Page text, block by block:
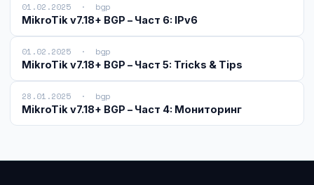
01.02.2025 · bgp
MikroTik v7.18+ BGP – Част 6: IPv6
01.02.2025 · bgp
MikroTik v7.18+ BGP – Част 5: Tricks & Tips
28.01.2025 · bgp
MikroTik v7.18+ BGP – Част 4: Мониторинг